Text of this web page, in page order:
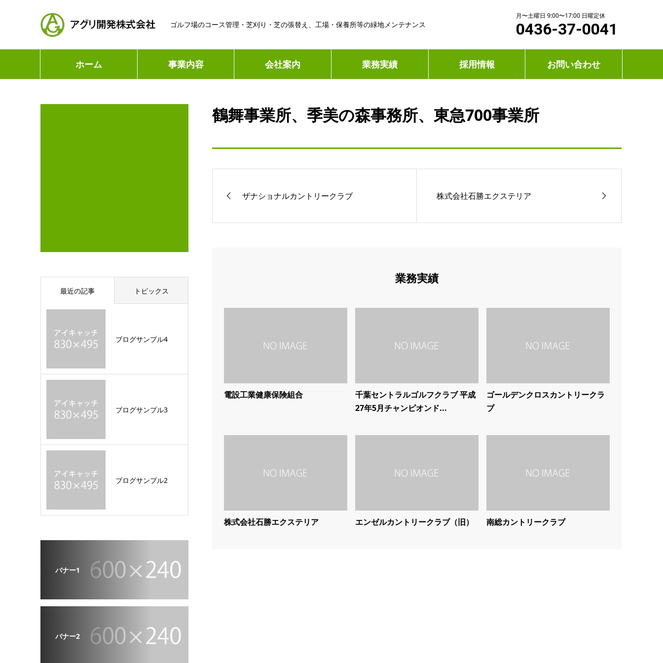
ゴルフ場のコース管理・芝刈り・芝の張替え、工場・保養所等の緑地メンテナンス
月〜土曜日 9:00〜17:00 日曜定休
0436-37-0041
ホーム 事業内容 会社案内 業務実績 採用情報 お問い合わせ
鶴舞事業所、季美の森事務所、東急700事業所
ザナショナルカントリークラブ 株式会社石勝エクステリア
業務実績
電設工業健康保険組合
千葉セントラルゴルフクラブ 平成
27年5月チャンピオンド...
ゴールデンクロスカントリークラ
ブ
株式会社石勝エクステリア エンゼルカントリークラブ（旧） 南総カントリークラブ
最近の記事 トピックス
ブログサンプル4
ブログサンプル3
ブログサンプル2
バナー1
バナー2